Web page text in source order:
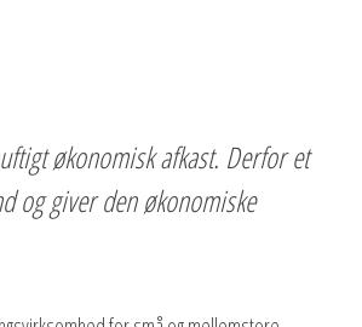
økonomisk afkast. Derfor et
og giver den økonomiske